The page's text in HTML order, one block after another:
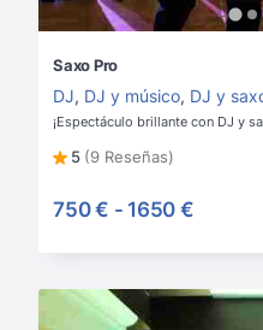
Saxo Pro
DJ, DJ y músico, DJ y
¡Espectáculo brillante con DJ y
5 (9 Reseñas)
750 € - 1650 €